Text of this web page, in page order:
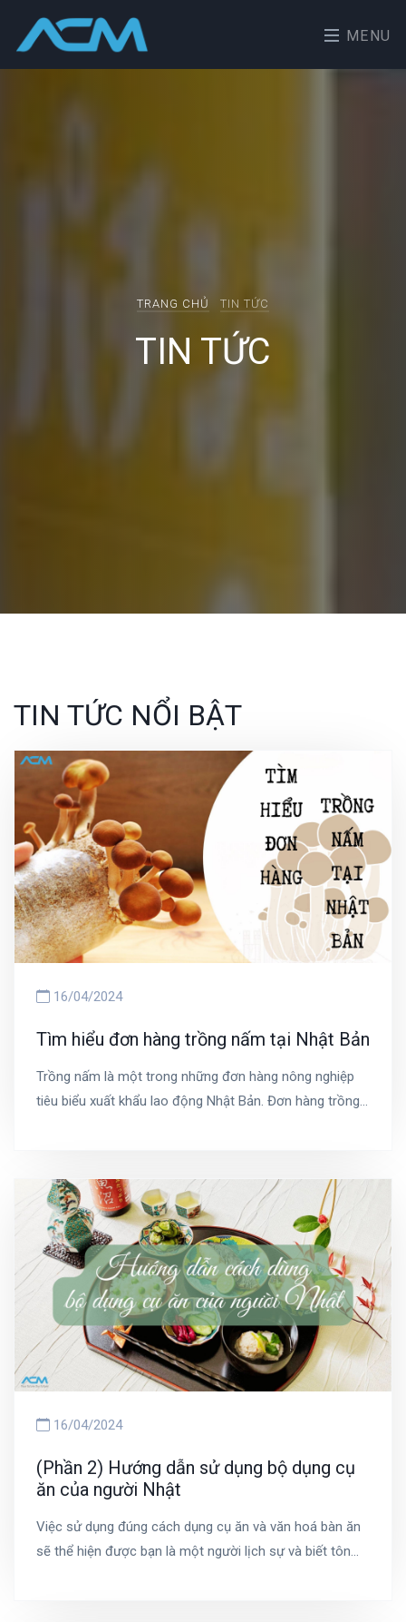
MENU
TRANG CHỦ TIN TỨC
TIN TỨC
TIN TỨC NỔI BẬT
16/04/2024
Tìm hiểu đơn hàng trồng nấm tại Nhật Bản
Trồng nấm là một trong những đơn hàng nông nghiệp
tiêu biểu xuất khẩu lao động Nhật Bản. Đơn hàng trồng
xem bản thân có phù hợp lựa chọn tham gia xuất khẩu
lao động Nhật Bản không bạn nha!
16/04/2024
(Phần 2) Hướng dẫn sử dụng bộ dụng cụ
ăn của người Nhật
Việc sử dụng đúng cách dụng cụ ăn và văn hoá bàn ăn
sẽ thể hiện được bạn là một người lịch sự và biết tôn